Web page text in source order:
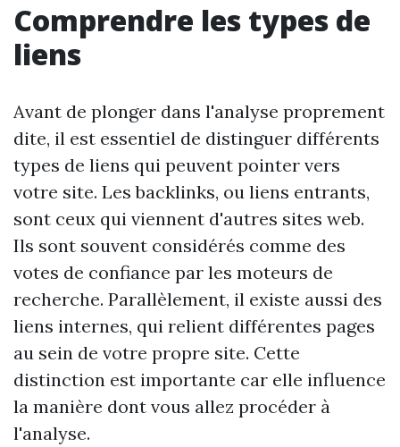
Comprendre les types de
liens
Avant de plonger dans l'analyse proprement
dite, il est essentiel de distinguer différents
types de liens qui peuvent pointer vers
votre site. Les backlinks, ou liens entrants,
sont ceux qui viennent d'autres sites web.
Ils sont souvent considérés comme des
votes de confiance par les moteurs de
recherche. Parallèlement, il existe aussi des
liens internes, qui relient différentes pages
au sein de votre propre site. Cette
distinction est importante car elle influence
la manière dont vous allez procéder à
l'analyse.